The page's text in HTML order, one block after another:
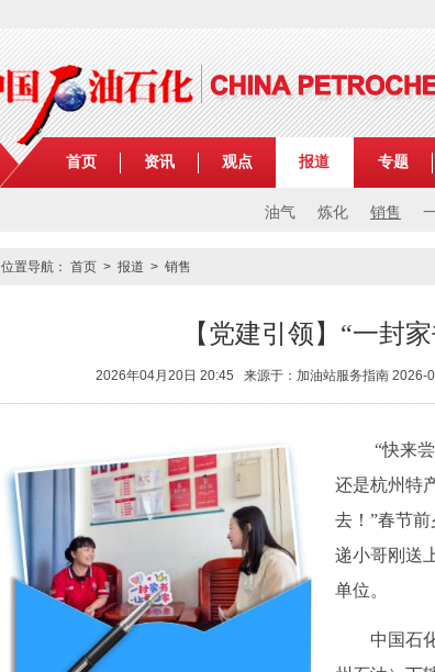
首页 资讯 观点 报道
油气 炼化 销售
专题
位置导航： 首页 > 报道 > 销售
【党建引领】“一封
2026年04月20日 20:45 来源于：加油站服务指南
“快来
还是杭州特
去！”春节
递小哥刚送
单位。
中国石化